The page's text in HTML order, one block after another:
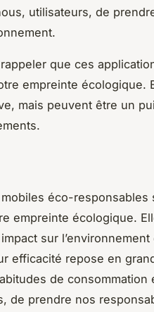
utilisateurs, de
que ces
empreinte écologique.
mais peuvent être un
éco-responsables
empreinte écologique.
sur l’environnement
efficacité repose en
de consommation
de prendre nos